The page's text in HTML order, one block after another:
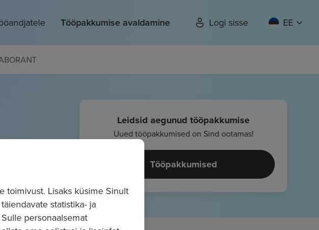
Tööpakkumise avaldamine Logi sisse EE
Leidsid aegunud tööpakkumise
Uued tööpakkumised on Sind ootamas!
Tööpakkumised
toimivust. Lisaks küsime Sinult
statistika- ja
personaalsemat